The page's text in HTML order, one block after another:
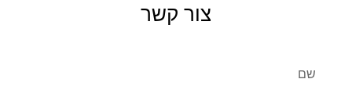
צור קשר